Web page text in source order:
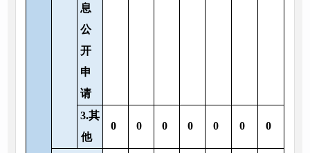
息
公
开
申
请
3.其
他
0 0 0 0 0 0 0